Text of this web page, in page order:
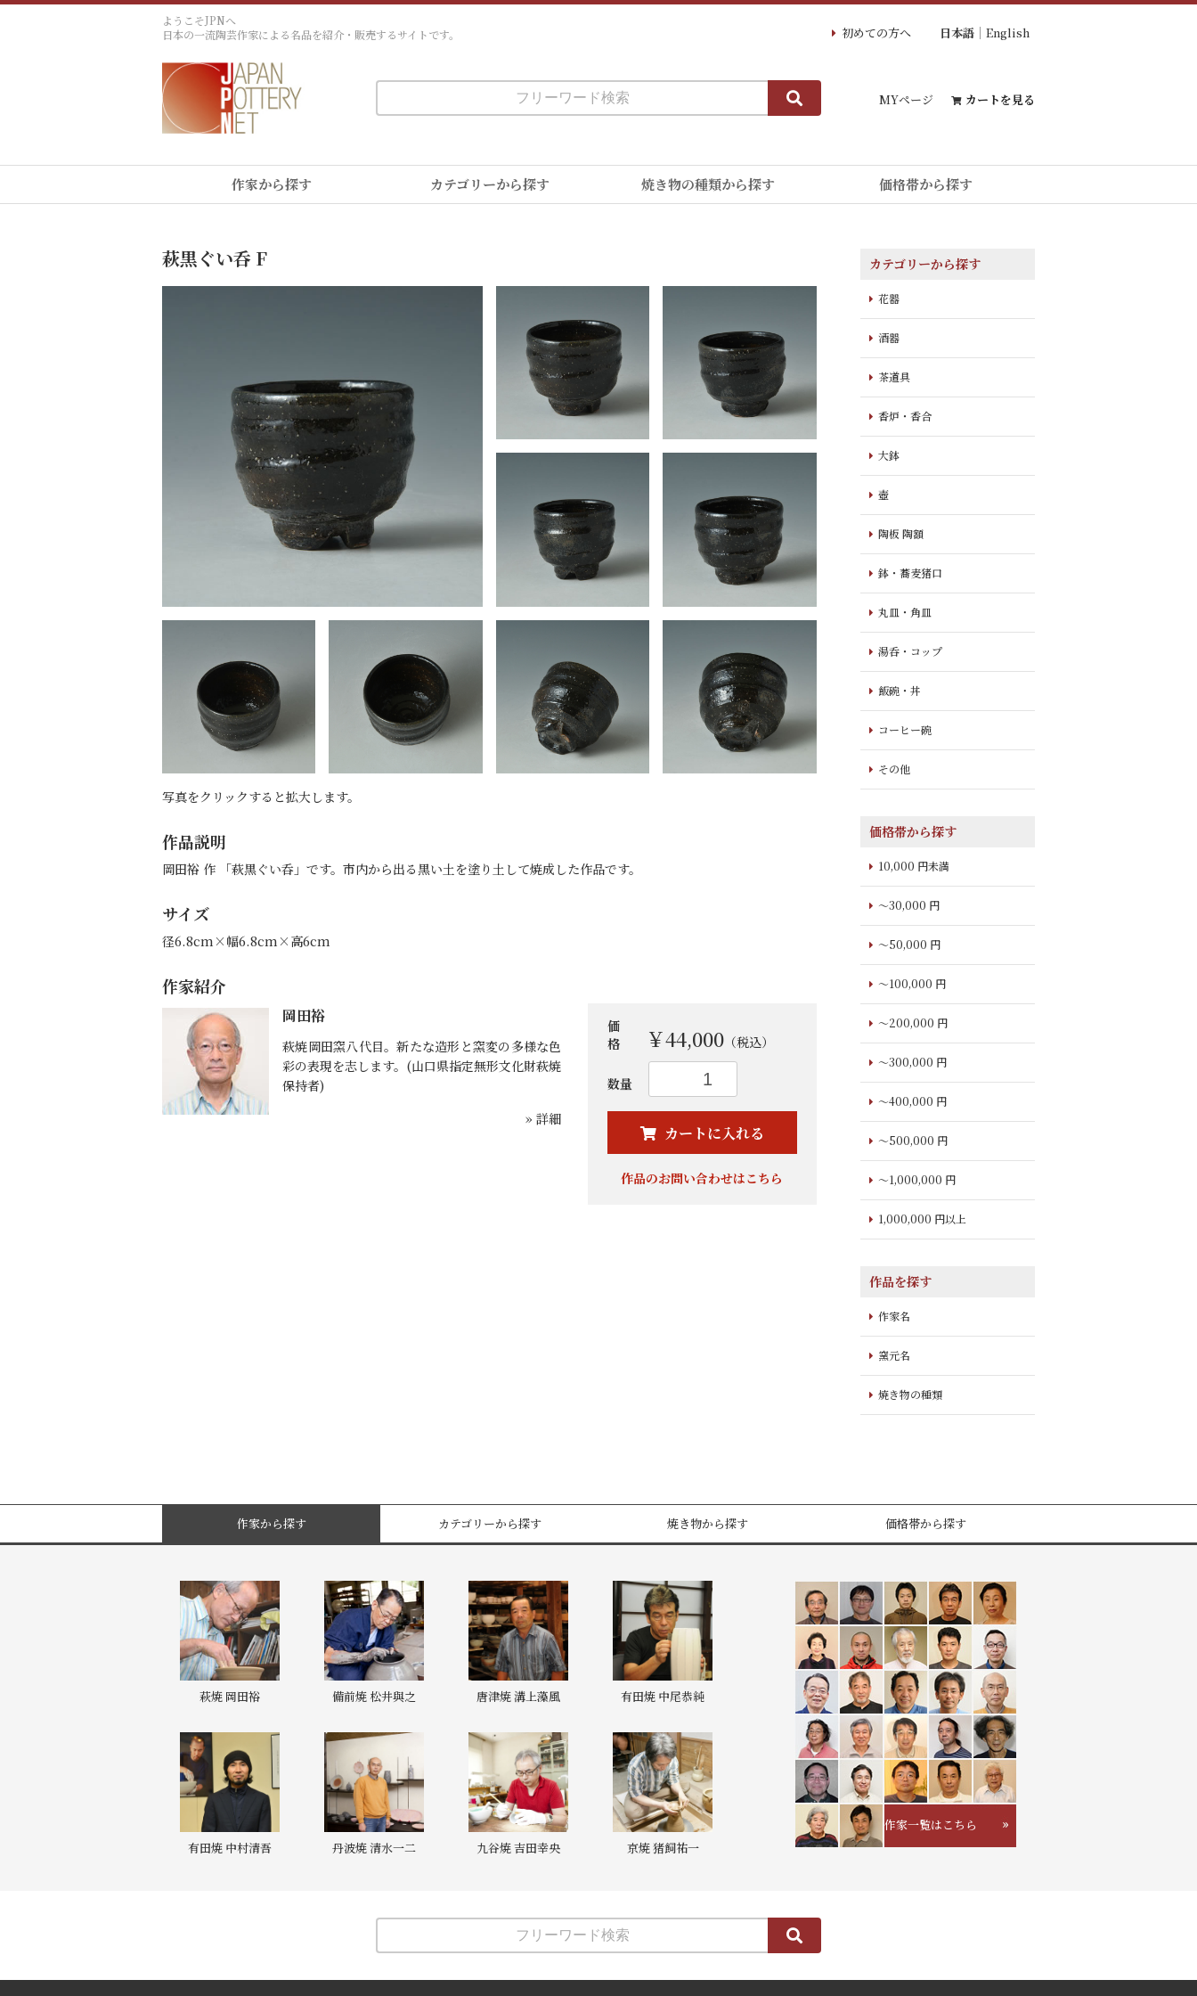
ようこそJPNへ
日本の一流陶芸作家による名品を紹介・販売するサイトです。
初めての方へ 日本語 English
MYページ カートを見る
作家から探す カテゴリーから探す 焼き物の種類から探す 価格帯から探す
萩黒ぐい呑 F
写真をクリックすると拡大します。
作品説明
岡田裕 作 「萩黒ぐい呑」です。市内から出る黒い土を塗り土して焼成した作品です。
サイズ
径6.8cm×幅6.8cm×高6cm
作家紹介
岡田裕
萩焼岡田窯八代目。新たな造形と窯変の多様な色
彩の表現を志します。(山口県指定無形文化財萩焼
保持者)
» 詳細
価
格
￥44,000（税込）
数量
カートに入れる
カートへ進む
作品のお問い合わせはこちら
カテゴリーから探す
花器
酒器
茶道具
香炉・香合
大鉢
壺
陶板 陶額
鉢・蕎麦猪口
丸皿・角皿
湯呑・コップ
飯碗・丼
コーヒー碗
その他
価格帯から探す
10,000 円未満
～30,000 円
～50,000 円
～100,000 円
～200,000 円
～300,000 円
～400,000 円
～500,000 円
～1,000,000 円
1,000,000 円以上
作品を探す
作家名
窯元名
焼き物の種類
作家から探す カテゴリーから探す 焼き物から探す 価格帯から探す
萩焼 岡田裕 備前焼 松井與之 唐津焼 溝上藻風 有田焼 中尾恭純
有田焼 中村清吾 丹波焼 清水一二 九谷焼 吉田幸央 京焼 猪飼祐一
作家一覧はこちら